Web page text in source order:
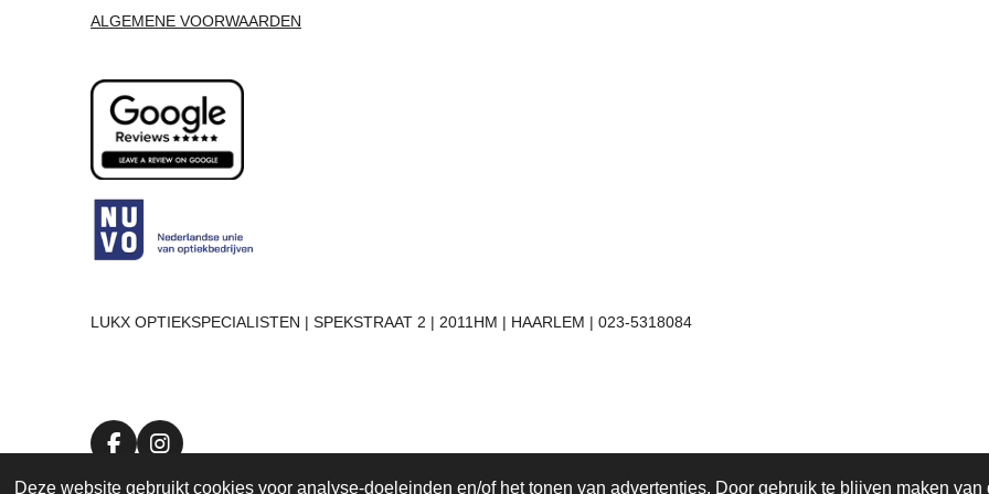
Deze website gebruikt cookies voor analyse-doeleinden en/of het tonen van advertenties. Door gebruik te blijven maken
ALGEMENE VOORWAARDEN
LUKX OPTIEKSPECIALISTEN | SPEKSTRAAT 2 | 2011HM | HAARLEM | 023-5318084
F
I